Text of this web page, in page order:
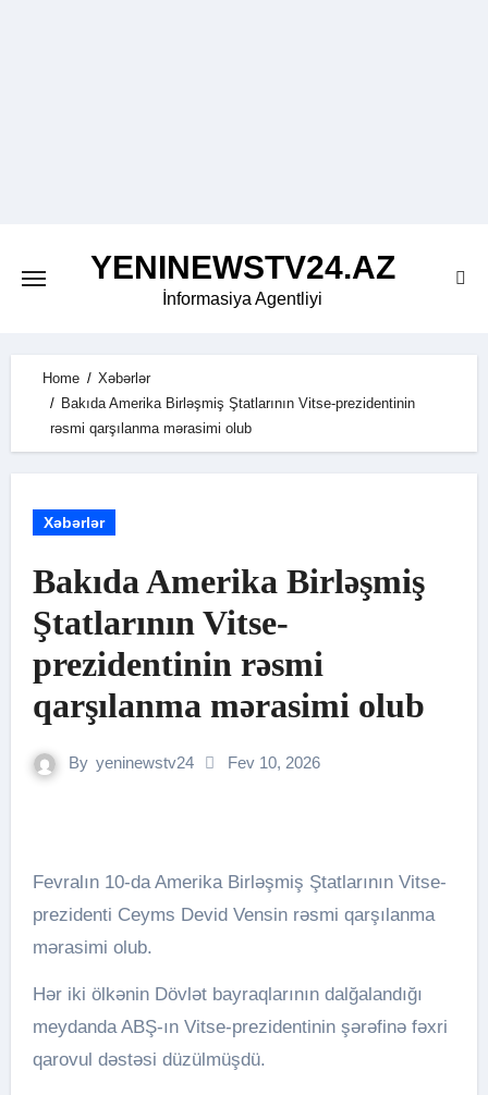
YENINEWSTV24.AZ
İnformasiya Agentliyi
Home
Xəbərlər
Bakıda Amerika Birləşmiş Ştatlarının Vitse-prezidentinin
rəsmi qarşılanma mərasimi olub
Xəbərlər
Bakıda Amerika Birləşmiş
Ştatlarının Vitse-
prezidentinin rəsmi
qarşılanma mərasimi olub
By yeninewstv24 Fev 10, 2026
Fevralın 10-da Amerika Birləşmiş Ştatlarının Vitse-
prezidenti Ceyms Devid Vensin rəsmi qarşılanma
mərasimi olub.
Hər iki ölkənin Dövlət bayraqlarının dalğalandığı
meydanda ABŞ-ın Vitse-prezidentinin şərəfinə fəxri
qarovul dəstəsi düzülmüşdü.